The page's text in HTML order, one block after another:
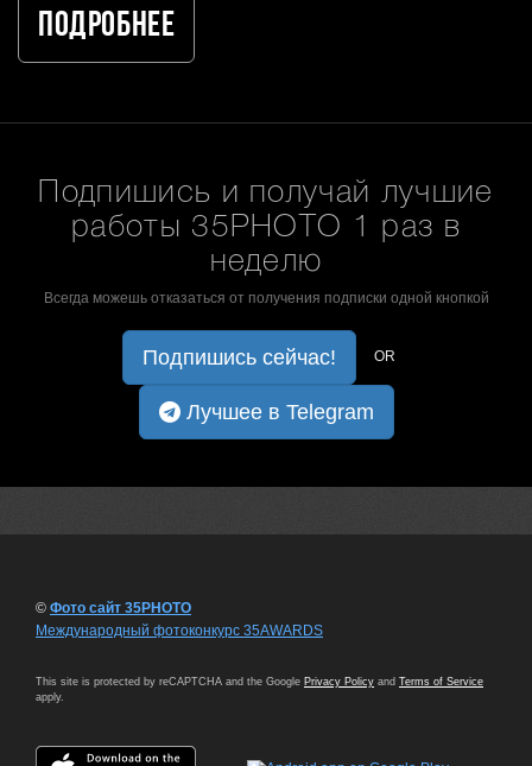
Подробнее
Подпишись и получай лучшие
работы 35PHOTO 1 раз в
неделю
Всегда можешь отказаться от получения подписки одной кнопкой
Подпишись сейчас! OR
Лучшее в Telegram
© Фото сайт 35PHOTO
Международный фотоконкурс 35AWARDS
This site is protected by reCAPTCHA and the Google Privacy Policy and Terms of Service
apply.